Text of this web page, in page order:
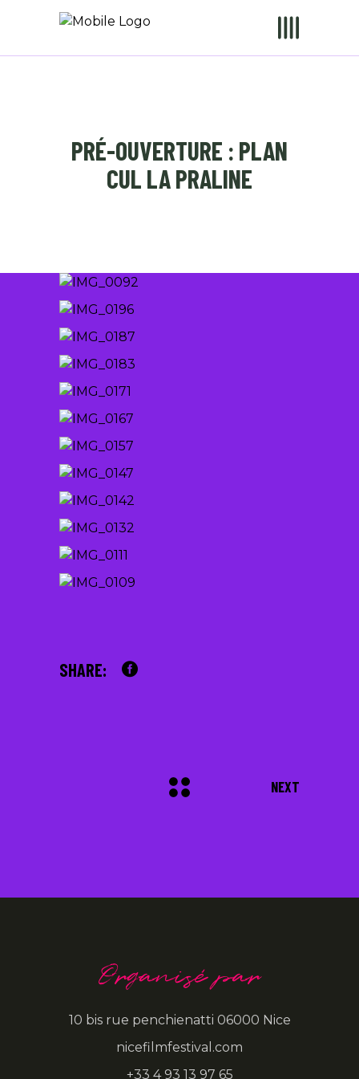
PRÉ-OUVERTURE : PLAN
CUL LA PRALINE
SHARE:
NEXT
Organisé par
10 bis rue penchienatti 06000 Nice
nicefilmfestival.com
+33 4 93 13 97 65